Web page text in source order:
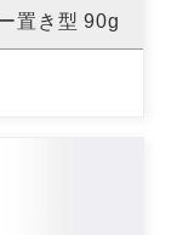
置き型 90g